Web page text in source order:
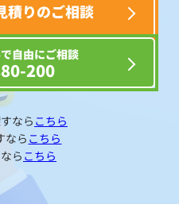
積りのご相談
自由にご相談
200
なら こちら
なら こちら
らこちら